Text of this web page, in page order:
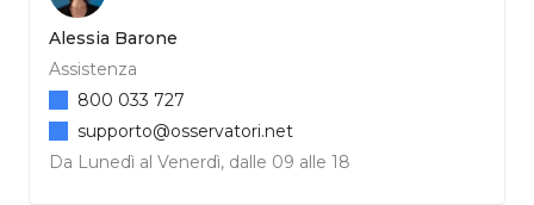
Alessia Barone
Assistenza
Da Lunedì al Venerdì, dalle 09 alle 18
800 033 727
supporto@osservatori.net